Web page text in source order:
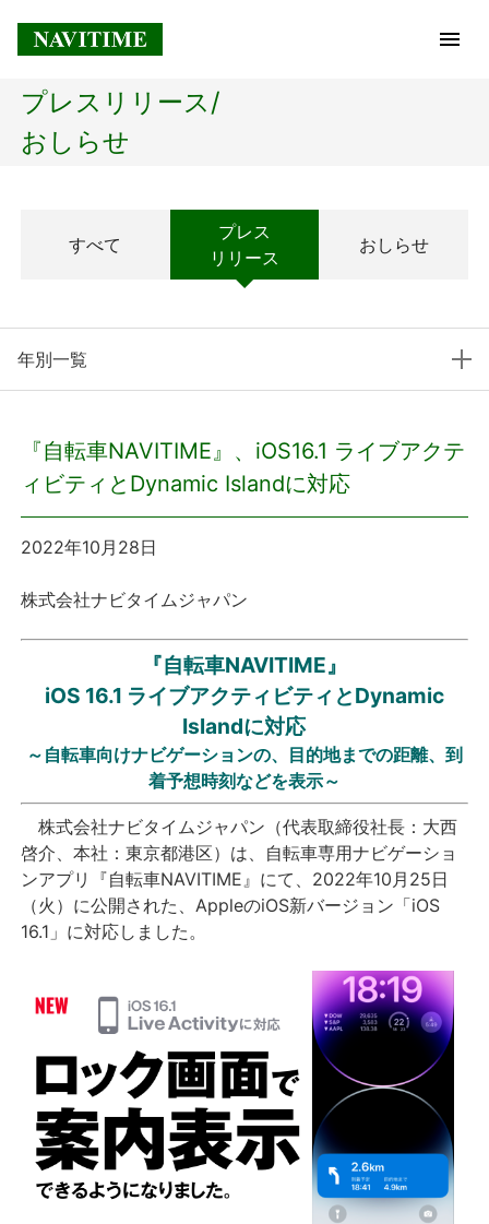
トップページ
経営理念
プレスリリース
プレスリリース
おしらせ
個人向けサービス
法人向けサービス
採用情報
English
プレスリリース/
おしらせ
すべて
プレス
リリース
おしらせ
年別一覧
『自転車NAVITIME』、iOS16.1 ライブアクテ
ィビティとDynamic Islandに対応
2022年10月28日
株式会社ナビタイムジャパン
『自転車NAVITIME』
iOS 16.1 ライブアクティビティとDynamic
Islandに対応
～自転車向けナビゲーションの、目的地までの距離、到
着予想時刻などを表示～
株式会社ナビタイムジャパン（代表取締役社長：大西
啓介、本社：東京都港区）は、自転車専用ナビゲーショ
ンアプリ『自転車NAVITIME』にて、2022年10月25日
（火）に公開された、AppleのiOS新バージョン「iOS
16.1」に対応しました。